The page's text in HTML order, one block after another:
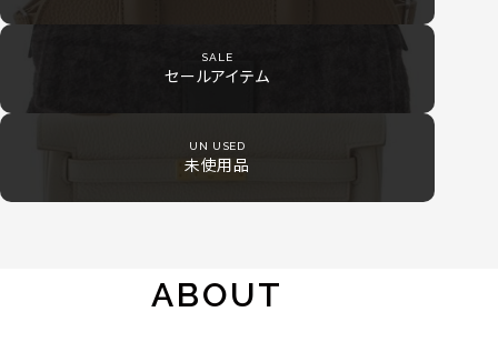
SALE
セールアイテム
UN USED
未使用品
ABOUT